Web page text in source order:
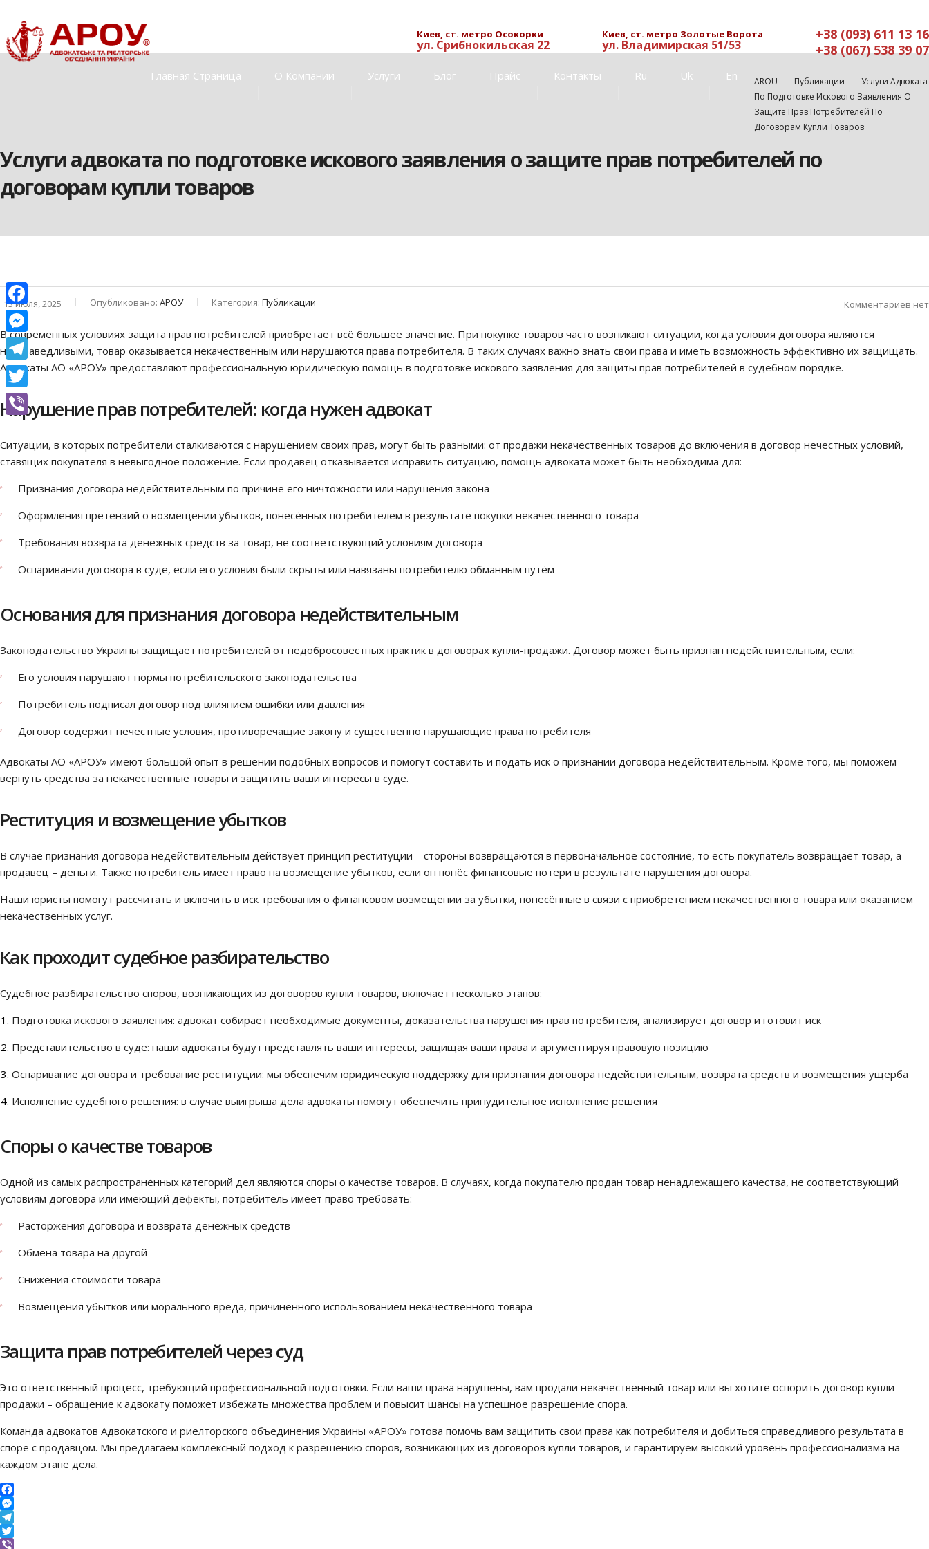
+38 (093) 611 13 16
+38 (067) 538 39 07
Киев, ст. метро Золотые Ворота
ул. Владимирская 51/53
Киев, ст. метро Осокорки
ул. Срибнокильская 22
Главная Страница О Компании Услуги Блог Прайс Контакты Ru Uk En AROU Публикации
Услуги Адвоката
По Подготовке Искового Заявления О
Защите Прав Потребителей По
Договорам Купли Товаров
Услуги адвоката по подготовке искового заявления о защите прав потребителей по
договорам купли товаров
13 июля, 2025 Опубликовано: АРОУ Категория: Публикации Комментариев нет
В современных условиях защита прав потребителей приобретает всё большее значение. При покупке товаров часто возникают ситуации, когда условия договора являются
несправедливыми, товар оказывается некачественным или нарушаются права потребителя. В таких случаях важно знать свои права и иметь возможность эффективно их защищать.
Адвокаты АО «АРОУ» предоставляют профессиональную юридическую помощь в подготовке искового заявления для защиты прав потребителей в судебном порядке.
Нарушение прав потребителей: когда нужен адвокат
Ситуации, в которых потребители сталкиваются с нарушением своих прав, могут быть разными: от продажи некачественных товаров до включения в договор нечестных условий,
ставящих покупателя в невыгодное положение. Если продавец отказывается исправить ситуацию, помощь адвоката может быть необходима для:
Признания договора недействительным по причине его ничтожности или нарушения закона
Оформления претензий о возмещении убытков, понесённых потребителем в результате покупки некачественного товара
Требования возврата денежных средств за товар, не соответствующий условиям договора
Оспаривания договора в суде, если его условия были скрыты или навязаны потребителю обманным путём
Основания для признания договора недействительным
Законодательство Украины защищает потребителей от недобросовестных практик в договорах купли-продажи. Договор может быть признан недействительным, если:
Его условия нарушают нормы потребительского законодательства
Потребитель подписал договор под влиянием ошибки или давления
Договор содержит нечестные условия, противоречащие закону и существенно нарушающие права потребителя
Адвокаты АО «АРОУ» имеют большой опыт в решении подобных вопросов и помогут составить и подать иск о признании договора недействительным. Кроме того, мы поможем
вернуть средства за некачественные товары и защитить ваши интересы в суде.
Реституция и возмещение убытков
В случае признания договора недействительным действует принцип реституции – стороны возвращаются в первоначальное состояние, то есть покупатель возвращает товар, а
продавец – деньги. Также потребитель имеет право на возмещение убытков, если он понёс финансовые потери в результате нарушения договора.
Наши юристы помогут рассчитать и включить в иск требования о финансовом возмещении за убытки, понесённые в связи с приобретением некачественного товара или оказанием
некачественных услуг.
Как проходит судебное разбирательство
Судебное разбирательство споров, возникающих из договоров купли товаров, включает несколько этапов:
Подготовка искового заявления: адвокат собирает необходимые документы, доказательства нарушения прав потребителя, анализирует договор и готовит иск
Представительство в суде: наши адвокаты будут представлять ваши интересы, защищая ваши права и аргументируя правовую позицию
Оспаривание договора и требование реституции: мы обеспечим юридическую поддержку для признания договора недействительным, возврата средств и возмещения ущерба
Исполнение судебного решения: в случае выигрыша дела адвокаты помогут обеспечить принудительное исполнение решения
Споры о качестве товаров
Одной из самых распространённых категорий дел являются споры о качестве товаров. В случаях, когда покупателю продан товар ненадлежащего качества, не соответствующий
условиям договора или имеющий дефекты, потребитель имеет право требовать:
Расторжения договора и возврата денежных средств
Обмена товара на другой
Снижения стоимости товара
Возмещения убытков или морального вреда, причинённого использованием некачественного товара
Защита прав потребителей через суд
Это ответственный процесс, требующий профессиональной подготовки. Если ваши права нарушены, вам продали некачественный товар или вы хотите оспорить договор купли-
продажи – обращение к адвокату поможет избежать множества проблем и повысит шансы на успешное разрешение спора.
Команда адвокатов Адвокатского и риелторского объединения Украины «АРОУ» готова помочь вам защитить свои права как потребителя и добиться справедливого результата в
споре с продавцом. Мы предлагаем комплексный подход к разрешению споров, возникающих из договоров купли товаров, и гарантируем высокий уровень профессионализма на
каждом этапе дела.
Facebook
Messenger
Telegram
Twitter
Facebook
Messenger
Telegram
Twitter